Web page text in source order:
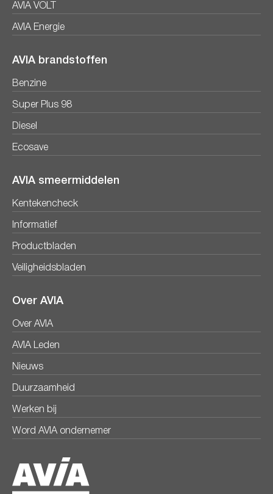
AVIA VOLT
AVIA Energie
AVIA brandstoffen
Benzine
Super Plus 98
Diesel
Ecosave
AVIA smeermiddelen
Kentekencheck
Informatief
Productbladen
Veiligheidsbladen
Over AVIA
Over AVIA
AVIA Leden
Nieuws
Duurzaamheid
Werken bij
Word AVIA ondernemer